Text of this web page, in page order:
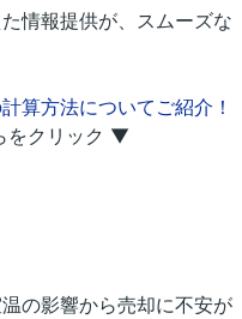
情報提供が、スムーズな
算方法についてご紹介！
をクリック ▼
の影響から売却に不安が